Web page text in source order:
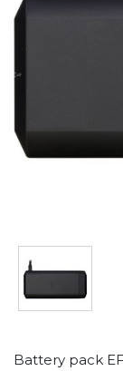
Battery pack